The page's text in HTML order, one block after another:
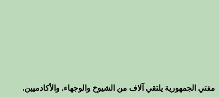
مفتي الجمهورية يلتقي آلاف من الشيوخ والوجهاء. والأكادميين.